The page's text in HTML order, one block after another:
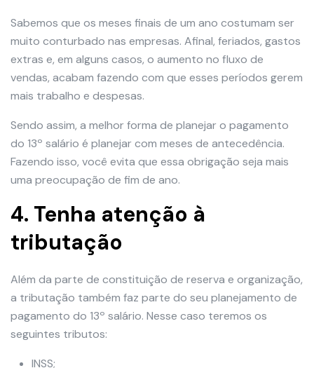
Sabemos que os meses finais de um ano costumam ser
muito conturbado nas empresas. Afinal, feriados, gastos
extras e, em alguns casos, o aumento no fluxo de
vendas, acabam fazendo com que esses períodos gerem
mais trabalho e despesas.
Sendo assim, a melhor forma de planejar o pagamento
do 13º salário é planejar com meses de antecedência.
Fazendo isso, você evita que essa obrigação seja mais
uma preocupação de fim de ano.
4. Tenha atenção à
tributação
Além da parte de constituição de reserva e organização,
a tributação também faz parte do seu planejamento de
pagamento do 13º salário. Nesse caso teremos os
seguintes tributos:
INSS;